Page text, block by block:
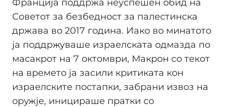
Франција поддржа неуспешен обид на
Советот за безбедност за палестинска
држава во 2017 година. Иако во минатото
ја поддржуваше израелската одмазда по
масакрот на 7 октомври, Макрон со текот
на времето ја засили критиката кон
израелските постапки, забрани извоз на
оружје, иницираше пратки со